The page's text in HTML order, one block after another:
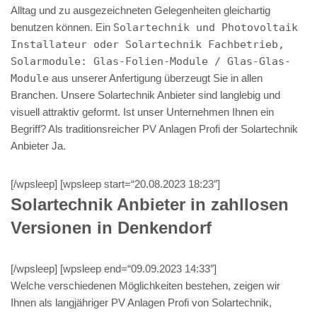
Alltag und zu ausgezeichneten Gelegenheiten gleichartig
benutzen können. Ein Solartechnik und Photovoltaik
Installateur oder Solartechnik Fachbetrieb,
Solarmodule: Glas-Folien-Module / Glas-Glas-
Module aus unserer Anfertigung überzeugt Sie in allen
Branchen. Unsere Solartechnik Anbieter sind langlebig und
visuell attraktiv geformt. Ist unser Unternehmen Ihnen ein
Begriff? Als traditionsreicher PV Anlagen Profi der Solartechnik
Anbieter Ja.
[/wpsleep] [wpsleep start=“20.08.2023 18:23″]
Solartechnik Anbieter in zahllosen
Versionen in Denkendorf
[/wpsleep] [wpsleep end=“09.09.2023 14:33″]
Welche verschiedenen Möglichkeiten bestehen, zeigen wir
Ihnen als langjähriger PV Anlagen Profi von Solartechnik,